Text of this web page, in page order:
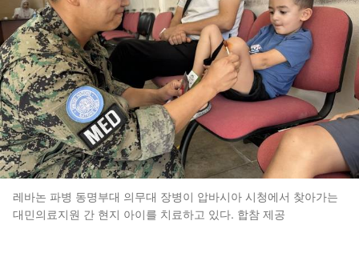
레바논 파병 동명부대 의무대 장병이 압바시아 시청에서 찾아가는
대민의료지원 간 현지 아이를 치료하고 있다. 합참 제공